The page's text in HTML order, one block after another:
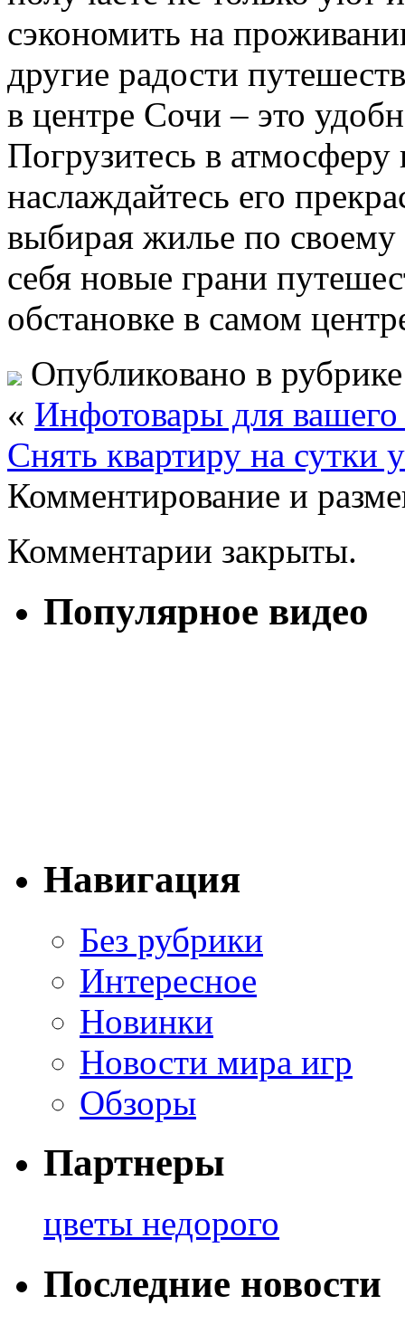
сэкономить на
другие радости
в центре Сочи – это
Погрузитесь в атмосферу
наслаждайтесь его
выбирая жилье по
себя новые грани
обстановке в самом
Опубликовано в
« Инфотовары для вашего
Снять квартиру на сутки
Комментирование и
Комментарии закрыты.
Популярное видео
Навигация
Без рубрики
Интересное
Новинки
Новости мира игр
Обзоры
Партнеры
цветы недорого
Последние новости